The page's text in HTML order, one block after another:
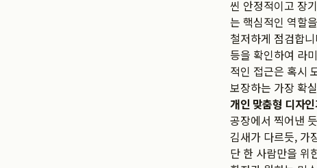
씬 안정적이고 장
는 핵심적인 역할
철저하게 점검합
등을 확인하여 라
적인 접근은 혹시
보장하는 가장 확
개인 맞춤형 디자
공장에서 찍어낸
김새가 다르듯, 가
단 한 사람만을 위